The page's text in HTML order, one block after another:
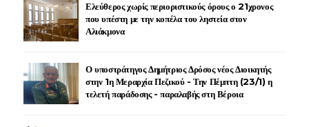
Ελεύθερος χωρίς περιοριστικούς όρους ο 21χρονος
που υπέστη με την κοπέλα του ληστεία στον
Αλιάκμονα
Ο υποστράτηγος Δημήτριος Δρόσος νέος Διοικητής
στην 1η Μεραρχία Πεζικού - Την Πέμπτη (23/1) η
τελετή παράδοσης - παραλαβής στη Βέροια